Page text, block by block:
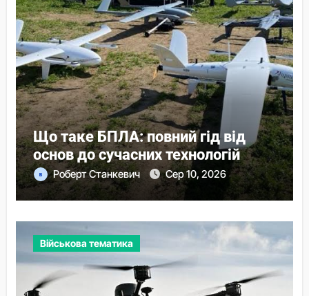
Що таке БПЛА: повний гід від
основ до сучасних технологій
Роберт Станкевич Сер 10, 2026
Військова тематика